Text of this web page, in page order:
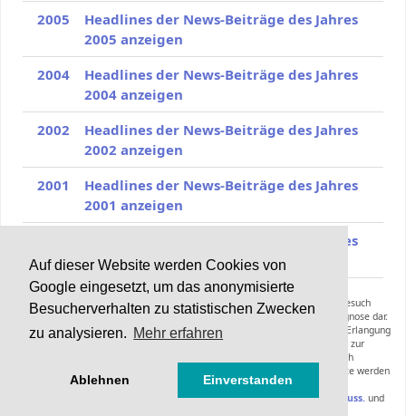
Auf dieser Website werden Cookies von
Google eingesetzt, um das anonymisierte
Besucherverhalten zu statistischen Zwecken
zu analysieren. Mehr erfahren
Ablehnen Einverstanden
2005
Headlines der News-Beiträge des Jahres
2005 anzeigen
2004
Headlines der News-Beiträge des Jahres
2004 anzeigen
2002
Headlines der News-Beiträge des Jahres
2002 anzeigen
2001
Headlines der News-Beiträge des Jahres
2001 anzeigen
Headlines der News-Beiträge des Jahres
2000 anzeigen
Die Inhalte von Haarerkrankungen.de können und sollen keinen Arztbesuch
ersetzen und stellen keine Anleitung zur Selbstmedikation oder Selbstdiagnose dar.
Die Informationen dieser Webseiten inklusive der Expertenräte sollen zur Erlangung
zusätzlicher Informationen zu einer bereits gestellten Diagnose oder zur
Vorbereitung eines Arztbesuches dienen. Empfehlungen hinsichtlich
Diagnoseverfahren, Therapieformen, Medikamenten oder anderer Produkte werden
nicht gegeben.
Nutzungsbedingungen mit Haftungsausschluss. und